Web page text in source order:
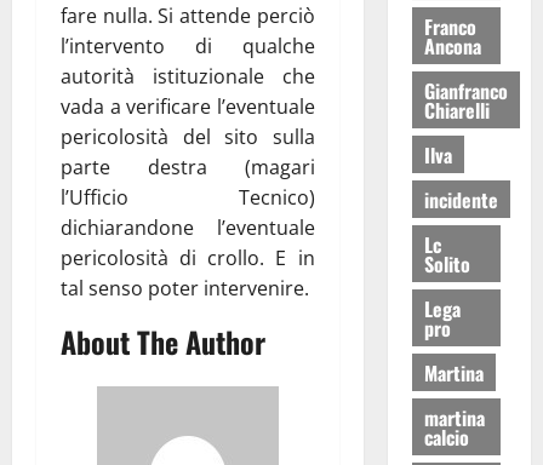
fare nulla. Si attende perciò
l’intervento di qualche
autorità istituzionale che
vada a verificare l’eventuale
pericolosità del sito sulla
parte destra (magari
l’Ufficio Tecnico)
dichiarandone l’eventuale
pericolosità di crollo. E in
tal senso poter intervenire.
About The Author
Franco
Ancona
Gianfranco
Chiarelli
Ilva
incidente
Lc
Solito
Lega
pro
Martina
martina
calcio